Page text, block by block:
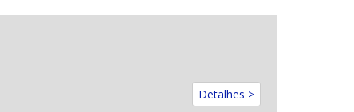
Detalhes >